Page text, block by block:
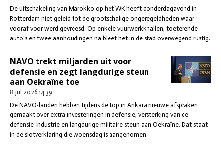
De uitschakeling van Marokko op het WK heeft donderdagavond in
Rotterdam niet geleid tot de grootschalige ongeregeldheden waar
vooraf voor werd gevreesd. Op enkele vuurwerkknallen, toeterende
auto's en twee aanhoudingen na bleef het in de stad overwegend rustig.
NAVO trekt miljarden uit voor
defensie en zegt langdurige steun
aan Oekraïne toe
8 jul 2026 14:39
De NAVO-landen hebben tijdens de top in Ankara nieuwe afspraken
gemaakt over extra investeringen in defensie, versterking van de
defensie-industrie en langdurige militaire steun aan Oekraïne. Dat staat
in de slotverklaring die woensdag is aangenomen.